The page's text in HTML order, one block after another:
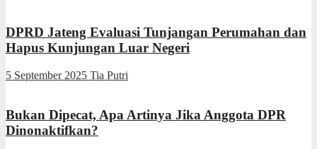
DPRD Jateng Evaluasi Tunjangan Perumahan dan
Hapus Kunjungan Luar Negeri
5 September 2025 Tia Putri
Bukan Dipecat, Apa Artinya Jika Anggota DPR
Dinonaktifkan?